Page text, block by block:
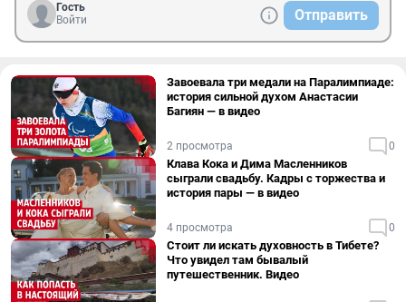
Гость
Войти
Отправить
Завоевала три медали на Паралимпиаде:
история сильной духом Анастасии
Багиян — в видео
2 просмотра 0
Клава Кока и Дима Масленников
сыграли свадьбу. Кадры с торжества и
история пары — в видео
4 просмотра 0
Стоит ли искать духовность в Тибете?
Что увидел там бывалый
путешественник. Видео